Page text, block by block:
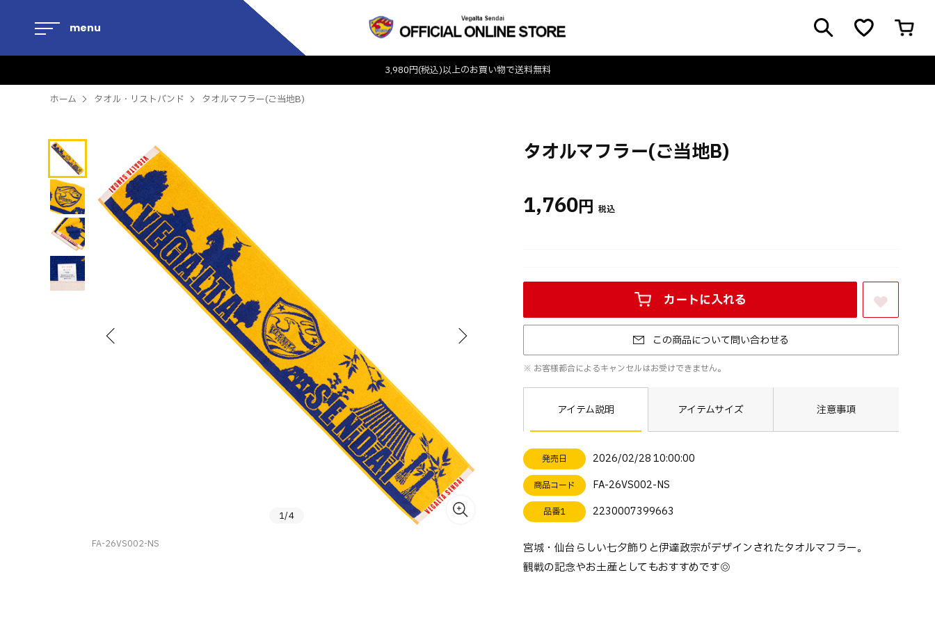
menu
3,980円(税込)以上のお買い物で送料無料
ホーム タオル・リストバンド タオルマフラー(ご当地B)
1/4
FA-26VS002-NS
タオルマフラー(ご当地B)
1,760円
カートに入れる
お気に入りに登録する
※ お客様都合によるキャンセルはお受けできません。
アイテム説明 アイテムサイズ 注意事項
発売日 2026/02/28 10:00:00
商品コード FA-26VS002-NS
品番1 2230007399663
宮城・仙台らしい七夕飾りと伊達政宗がデザインされたタオルマフラー。
観戦の記念やお土産としてもおすすめです◎
この商品について問い合わせる